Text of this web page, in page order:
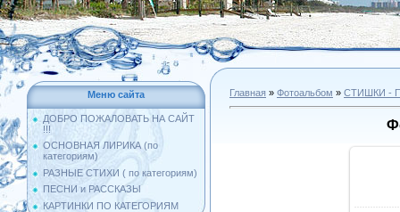
Меню сайта
ДОБРО ПОЖАЛОВАТЬ НА САЙТ
!!!
ОСНОВНАЯ ЛИРИКА (по
категориям)
РАЗНЫЕ СТИХИ ( по категориям)
ПЕСНИ и РАССКАЗЫ
КАРТИНКИ ПО КАТЕГОРИЯМ
Главная » Фотоальбом » СТИШКИ -